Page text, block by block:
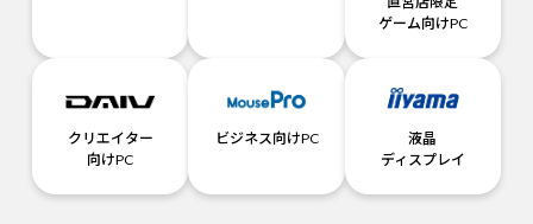
ゲーム向けPC
クリエイター
向けPC
ビジネス向けPC
液晶
ディスプレイ